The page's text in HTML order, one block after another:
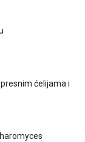
ćelijama i